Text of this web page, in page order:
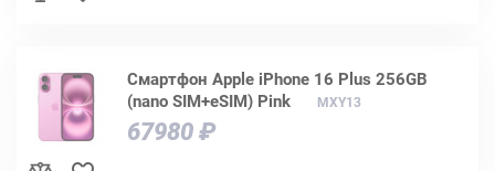
Смартфон Apple iPhone 16 Plus 256GB
(nano SIM+eSIM) Pink
MXY13
67980 ₽